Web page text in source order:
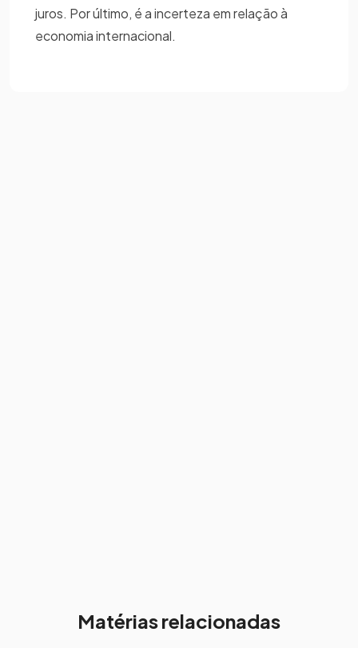
juros. Por último, é a incerteza em relação à
economia internacional.
Matérias relacionadas